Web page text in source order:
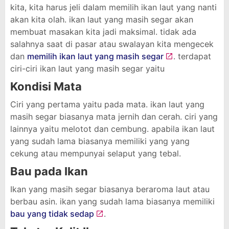
kita, kita harus jeli dalam memilih ikan laut yang nanti
akan kita olah. ikan laut yang masih segar akan
membuat masakan kita jadi maksimal. tidak ada
salahnya saat di pasar atau swalayan kita mengecek
dan memilih ikan laut yang masih segar
. terdapat
ciri-ciri ikan laut yang masih segar yaitu
Kondisi Mata
Ciri yang pertama yaitu pada mata. ikan laut yang
masih segar biasanya mata jernih dan cerah. ciri yang
lainnya yaitu melotot dan cembung. apabila ikan laut
yang sudah lama biasanya memiliki yang yang
cekung atau mempunyai selaput yang tebal.
Bau pada Ikan
Ikan yang masih segar biasanya beraroma laut atau
berbau asin. ikan yang sudah lama biasanya memiliki
bau yang tidak sedap
.